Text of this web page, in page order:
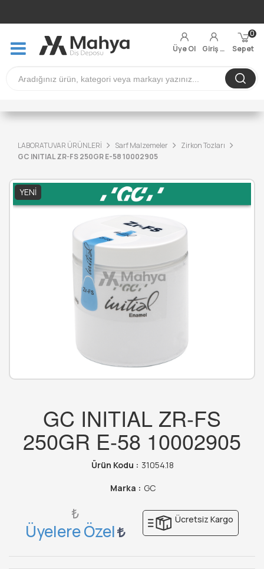
Üye Ol Giriş Yap Sepet
0
LABORATUVAR ÜRÜNLERİ Sarf Malzemeler
Zirkon Tozları
GC INITIAL ZR-FS 250GR E-58 10002905
YENI
GC INITIAL ZR-FS
250GR E-58 10002905
Ürün Kodu : 31054.18
Marka : GC
₺
Üyelere Özel
Ücretsiz Kargo